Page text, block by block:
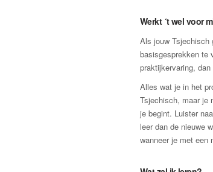
Werkt ´t wel voor
Als jouw Tsjechisch
basisgesprekken te
praktijkervaring,
Alles wat je in het
Tsjechisch, maar je
je begint. Luister
leer dan de nieuwe
wanneer je met een